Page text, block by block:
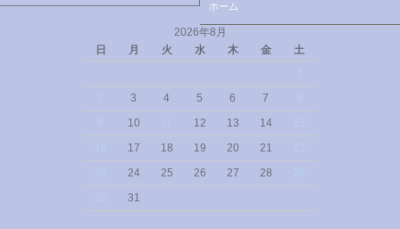
ホーム
2026年8月
日
月 火 水 木 金
土
3 4 5 6 7
10 12 13 14
17 18 19 20 21
24 25 26 27 28
31